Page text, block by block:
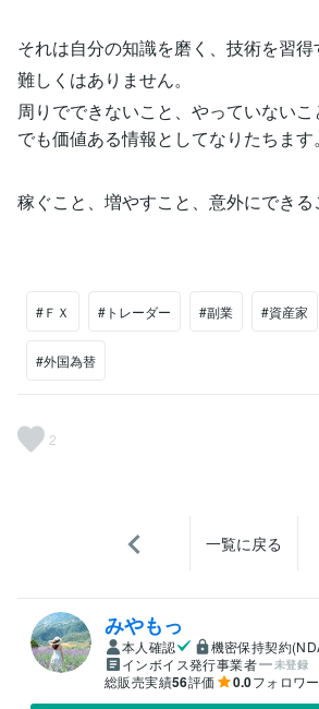
それは自分の知識を磨く、技術を習得
難しくはありません。
周りでできないこと、やっていない
でも価値ある情報としてなりたちます。
稼ぐこと、増やすこと、意外にできる
#ＦＸ #トレーダー #副業 #資産家
#外国為替
2
一覧に戻る
みやもっ
本人確認
機密保持契約
インボイス発行事業者
未登録
総販売実績56評価 0.0フォロワー